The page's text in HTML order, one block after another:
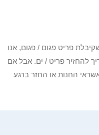
קיבלו תוך 30 יום או שקיבלת פריט פגום / פגום, אנו
להחזיר פריט / ים. אבל אם
החנות או החזר ברגע